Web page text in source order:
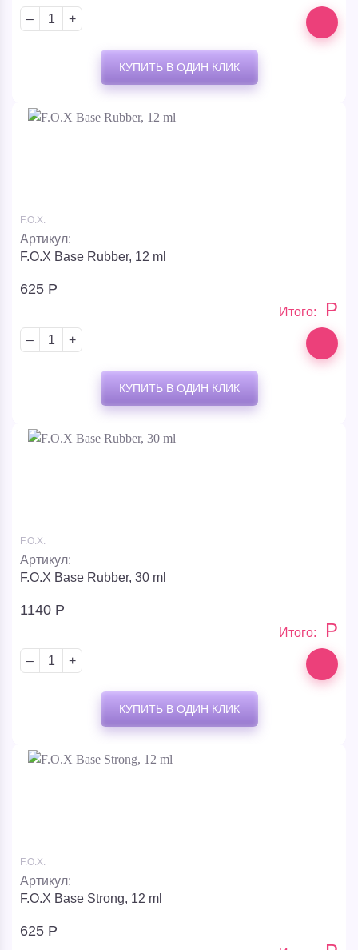
– +
КУПИТЬ В ОДИН КЛИК
F.O.X.
Артикул:
F.O.X Base Rubber, 12 ml
625 Р
Итого: Р
– +
КУПИТЬ В ОДИН КЛИК
F.O.X.
Артикул:
F.O.X Base Rubber, 30 ml
1140 Р
Итого: Р
– +
КУПИТЬ В ОДИН КЛИК
F.O.X.
Артикул:
F.O.X Base Strong, 12 ml
625 Р